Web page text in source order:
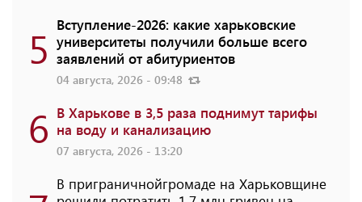
5 Вступление-2026: какие харьковские
университеты получили больше всего
заявлений от абитуриентов
04 августа, 2026 - 09:48
6 В Харькове в 3,5 раза поднимут тарифы
на воду и канализацию
07 августа, 2026 - 13:20
В приграничнойгромаде на Харьковщине